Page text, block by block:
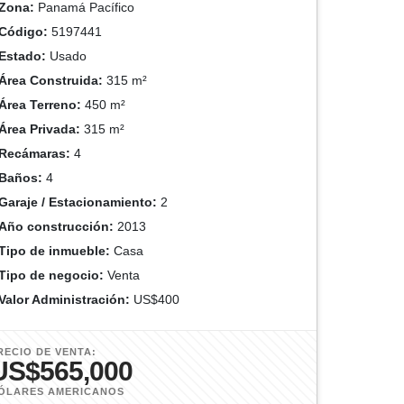
Panamá Pacífico
5197441
Usado
Construida: 315 m²
Terreno: 450 m²
Privada: 315 m²
4
4
/ Estacionamiento: 2
construcción: 2013
de inmueble: Casa
de negocio: Venta
Administración: US$400
DE VENTA:
AMERICANOS